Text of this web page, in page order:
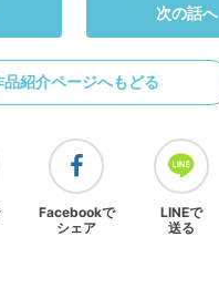
次の話へ
品紹介ページへもどる
Facebookで
シェア
LINEで
送る